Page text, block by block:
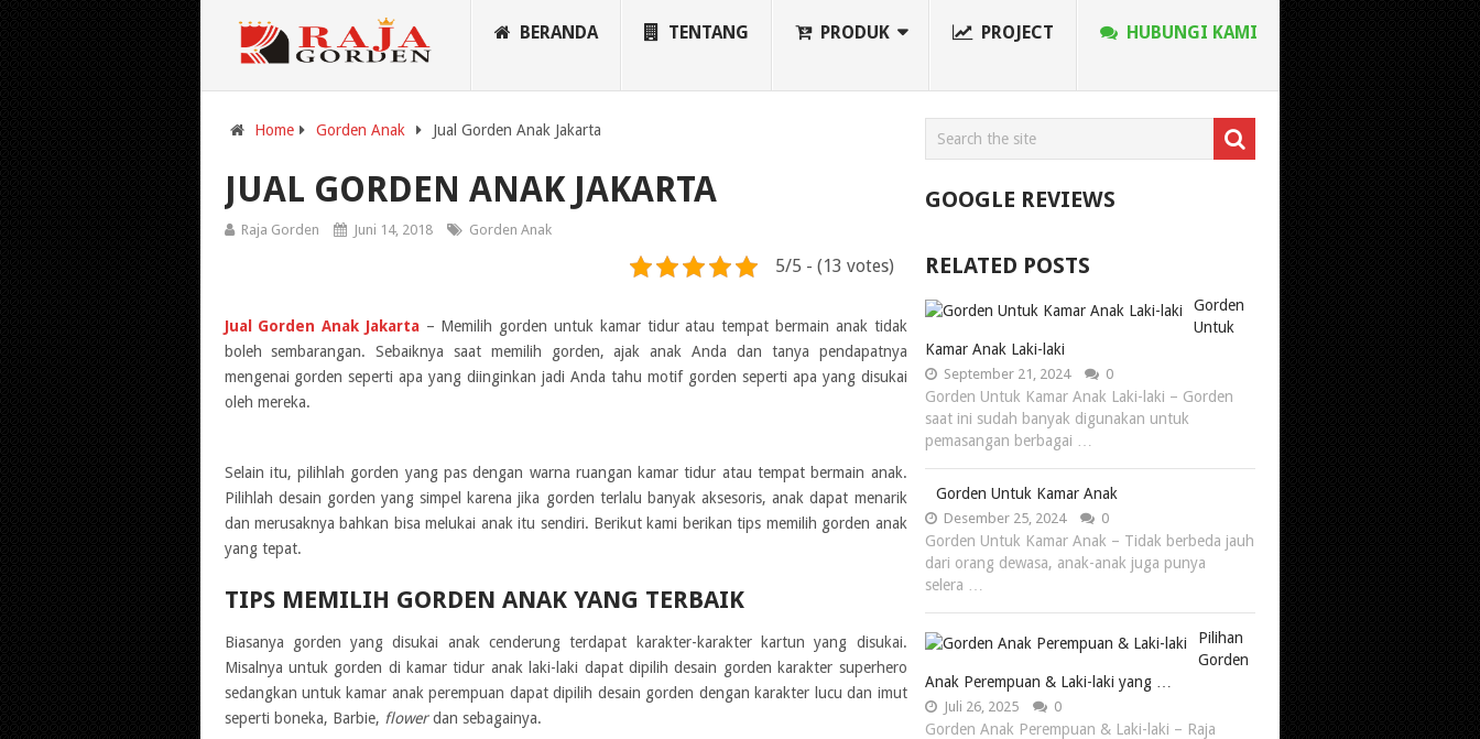
BERANDA TENTANG PRODUK PROJECT HUBUNGI KAMI
Home Gorden Anak Jual Gorden Anak Jakarta
JUAL GORDEN ANAK JAKARTA
Raja Gorden Juni 14, 2018 Gorden Anak
5/5 - (13 votes)
Jual Gorden Anak Jakarta– Memilih gorden untuk kamar tidur atau tempat bermain anak tidak
boleh sembarangan. Sebaiknya saat memilih gorden, ajak anak Anda dan tanya pendapatnya
mengenai gorden seperti apa yang diinginkan jadi Anda tahu motif gorden seperti apa yang disukai
oleh mereka.
Selain itu, pilihlah gorden yang pas dengan warna ruangan kamar tidur atau tempat bermain anak.
Pilihlah desain gorden yang simpel karena jika gorden terlalu banyak aksesoris, anak dapat menarik
dan merusaknya bahkan bisa melukai anak itu sendiri. Berikut kami berikan tips memilih gorden anak
yang tepat.
TIPS MEMILIH GORDEN ANAK YANG TERBAIK
Biasanya gorden yang disukai anak cenderung terdapat karakter-karakter kartun yang disukai.
Misalnya untuk gorden di kamar tidur anak laki-laki dapat dipilih desain gorden karakter superhero
sedangkan untuk kamar anak perempuan dapat dipilih desain gorden dengan karakter lucu dan imut
seperti boneka, Barbie, flowerdan sebagainya.
GOOGLE REVIEWS
RELATED POSTS
Gorden
Untuk
Kamar Anak Laki-laki
September 21, 2024 0
Gorden Untuk Kamar Anak Laki-laki – Gorden
saat ini sudah banyak digunakan untuk
pemasangan berbagai …
Gorden Untuk Kamar Anak
Desember 25, 2024 0
Gorden Untuk Kamar Anak – Tidak berbeda jauh
dari orang dewasa, anak-anak juga punya
selera …
Pilihan
Gorden
Anak Perempuan & Laki-laki yang …
Juli 26, 2025 0
Gorden Anak Perempuan & Laki-laki – Raja